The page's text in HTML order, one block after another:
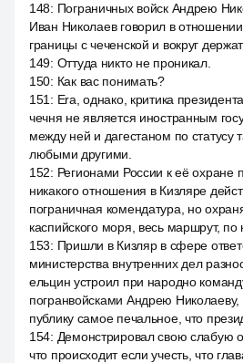
148: Пограничных войск Андрею
Иван Николаев говорил в отношении
границы с чеченской и вокруг
149: Оттуда никто не проникал.
150: Как вас понимать?
151 : Era, однако, критика
чечня не является иностранным
между ней и дагестаном по статусу
любыми другими.
152: Регионами России к её охране
никакого отношения в Кизляре
пограничная комендатура, но
каспийского моря, весь маршрут, по
153: Пришли в Кизляр в сфере
министерства внутренних дел
ельцин устроил при народно
погранвойсками Андрею
публику самое печальное, что
154: Демонстрировал свою слабую
что происходит если учесть, что